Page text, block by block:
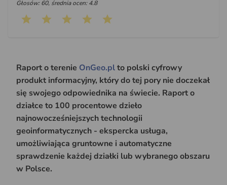
Głosów: 60, średnia ocen: 4.8
Raport o terenie OnGeo.plto polski cyfrowy
produkt informacyjny, który do tej pory nie doczekał
się swojego odpowiednika na świecie. Raport o
działce to 100 procentowe dzieło
najnowocześniejszych technologii
geoinformatycznych - ekspercka usługa,
umożliwiająca gruntowne i automatyczne
sprawdzenie każdej działki lub wybranego obszaru
w Polsce.